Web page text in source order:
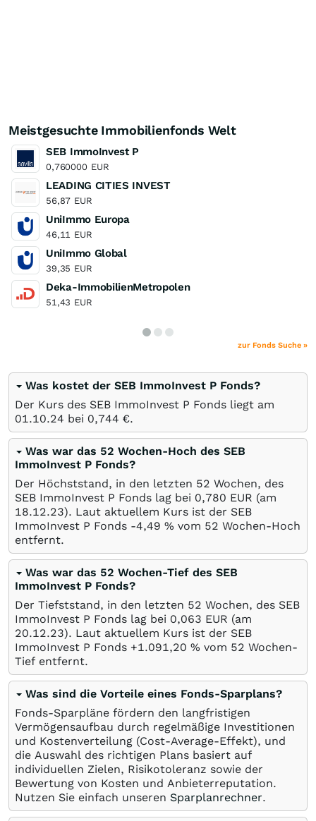
Meistgesuchte Immobilienfonds Welt
SEB ImmoInvest P
0,760000 EUR
LEADING CITIES INVEST
56,87 EUR
UniImmo Europa
46,11 EUR
UniImmo Global
39,35 EUR
Deka-ImmobilienMetropolen
51,43 EUR
zur Fonds Suche »
Was kostet der SEB ImmoInvest P Fonds?
Der Kurs des SEB ImmoInvest P Fonds liegt am
01.10.24 bei 0,744 €.
Was war das 52 Wochen-Hoch des SEB
ImmoInvest P Fonds?
Der Höchststand, in den letzten 52 Wochen, des
SEB ImmoInvest P Fonds lag bei 0,780 EUR (am
18.12.23). Laut aktuellem Kurs ist der SEB
ImmoInvest P Fonds -4,49 % vom 52 Wochen-Hoch
entfernt.
Was war das 52 Wochen-Tief des SEB
ImmoInvest P Fonds?
Der Tiefststand, in den letzten 52 Wochen, des SEB
ImmoInvest P Fonds lag bei 0,063 EUR (am
20.12.23). Laut aktuellem Kurs ist der SEB
ImmoInvest P Fonds +1.091,20 % vom 52 Wochen-
Tief entfernt.
Was sind die Vorteile eines Fonds-Sparplans?
Fonds-Sparpläne fördern den langfristigen
Vermögensaufbau durch regelmäßige Investitionen
und Kostenverteilung (Cost-Average-Effekt), und
die Auswahl des richtigen Plans basiert auf
individuellen Zielen, Risikotoleranz sowie der
Bewertung von Kosten und Anbieterreputation.
Nutzen Sie einfach unseren Sparplanrechner.